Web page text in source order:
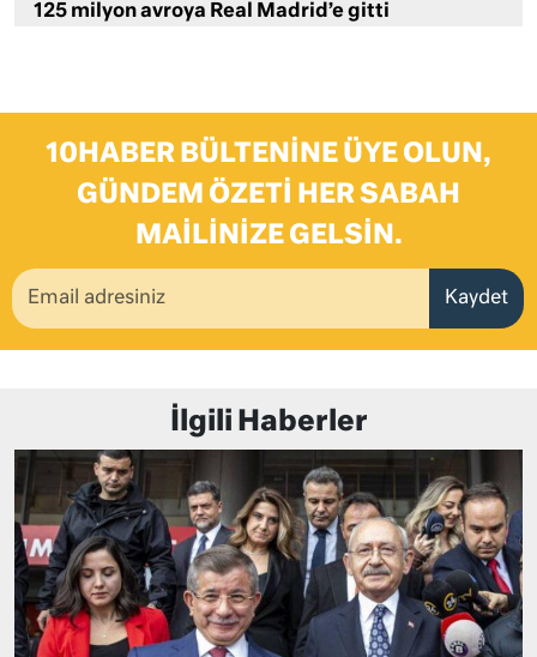
125 milyon avroya Real Madrid’e gitti
10HABER BÜLTENINE ÜYE OLUN,
GÜNDEM ÖZETI HER SABAH
MAILINIZE GELSIN.
Kaydet
İlgili Haberler